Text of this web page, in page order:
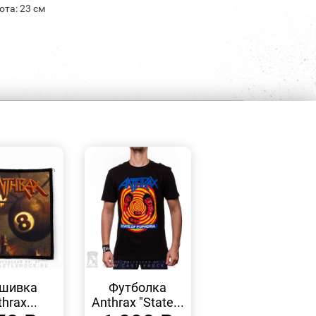
23 см
ПРОСМОТР
Футболка
Anthrax "State...